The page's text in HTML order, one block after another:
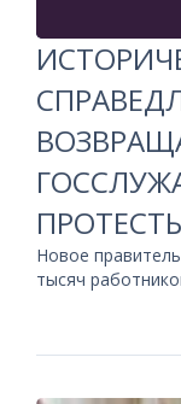
Новое
тысяч